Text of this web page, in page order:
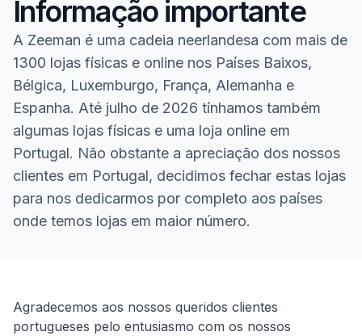
Informação importante
A Zeeman é uma cadeia neerlandesa com mais de
1300 lojas físicas e online nos Países Baixos,
Bélgica, Luxemburgo, França, Alemanha e
Espanha. Até julho de 2026 tínhamos também
algumas lojas físicas e uma loja online em
Portugal. Não obstante a apreciação dos nossos
clientes em Portugal, decidimos fechar estas lojas
para nos dedicarmos por completo aos países
onde temos lojas em maior número.
Homepage
Agradecemos aos nossos queridos clientes
portugueses pelo entusiasmo com os nossos